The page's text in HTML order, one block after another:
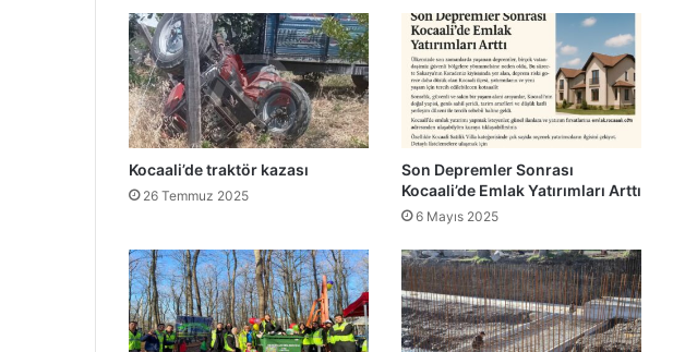
Kocaali’de traktör kazası
26 Temmuz 2025
Son Depremler Sonrası
Kocaali’de Emlak Yatırımları Arttı
6 Mayıs 2025